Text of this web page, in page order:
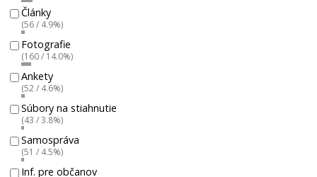
Články
(56 / 4.9%)
Fotografie
(160 / 14.0%)
Ankety
(52 / 4.6%)
Súbory na stiahnutie
(43 / 3.8%)
Samospráva
(51 / 4.5%)
Inf. pre občanov